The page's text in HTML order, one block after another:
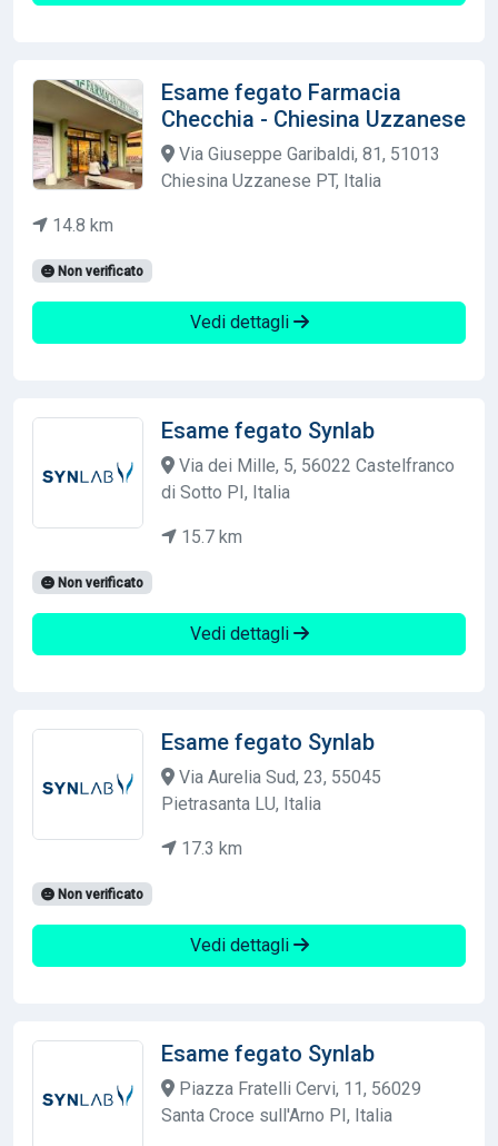
Esame fegato Farmacia
Checchia - Chiesina Uzzanese
Via Giuseppe Garibaldi, 81, 51013
Chiesina Uzzanese PT, Italia
14.8 km
Non verificato
Vedi dettagli
Esame fegato Synlab
Via dei Mille, 5, 56022 Castelfranco
di Sotto PI, Italia
15.7 km
Non verificato
Vedi dettagli
Esame fegato Synlab
Via Aurelia Sud, 23, 55045
Pietrasanta LU, Italia
17.3 km
Non verificato
Vedi dettagli
Esame fegato Synlab
Piazza Fratelli Cervi, 11, 56029
Santa Croce sull'Arno PI, Italia